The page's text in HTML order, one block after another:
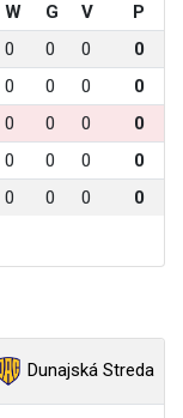
W G V
P
0 0 0
0
0 0 0
0
0 0 0
0
0 0 0
0
0 0 0 0
Dunajská Streda